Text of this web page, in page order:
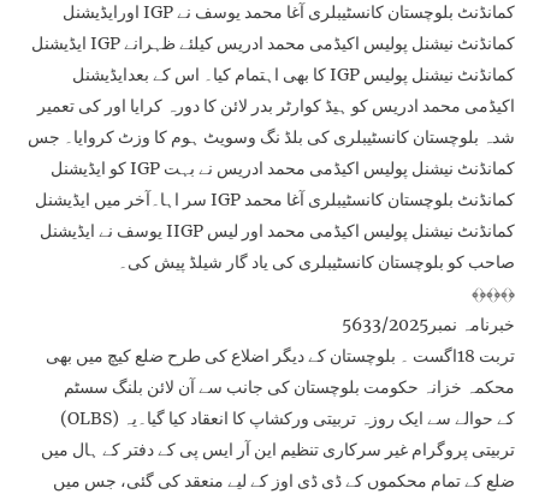
اورایڈیشنل IGP کمانڈنٹ بلوچستان کانسٹیبلری آغا محمد یوسف نے
ایڈیشنل IGP کمانڈنٹ نیشنل پولیس اکیڈمی محمد ادریس کیلئے ظہرانے
کا بھی اہتمام کیا۔ اس کے بعدایڈیشنل IGP کمانڈنٹ نیشنل پولیس
اکیڈمی محمد ادریس کو ہیڈ کوارٹر بدر لائن کا دورہ کرایا اور کی تعمیر
شدہ بلوچستان کانسٹیبلری کی بلڈ نگ وسویٹ ہوم کا وزٹ کروایا۔ جس
کو ایڈیشنل IGP کمانڈنٹ نیشنل پولیس اکیڈمی محمد ادریس نے بہت
سر اہا۔آخر میں ایڈیشنل IGP کمانڈنٹ بلوچستان کانسٹیبلری آغا محمد
یوسف نے ایڈیشنل IIGP کمانڈنٹ نیشنل پولیس اکیڈمی محمد اور لیس
صاحب کو بلوچستان کانسٹیبلری کی یاد گار شیلڈ پیش کی۔
﴾﴿﴾﴿﴾﴿
خبرنامہ نمبر5633/2025
تربت 18اگست ۔ بلوچستان کے دیگر اضلاع کی طرح ضلع کیچ میں بھی
محکمہ خزانہ حکومت بلوچستان کی جانب سے آن لائن بلنگ سسٹم
(OLBS) کے حوالے سے ایک روزہ تربیتی ورکشاپ کا انعقاد کیا گیا۔یہ
تربیتی پروگرام غیر سرکاری تنظیم این آر ایس پی کے دفتر کے ہال میں
ضلع کے تمام محکموں کے ڈی ڈی اوز کے لیے منعقد کی گئی، جس میں